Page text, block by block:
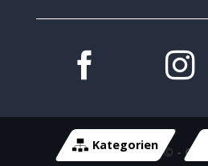
Kategorien
Copyright 2026 © -